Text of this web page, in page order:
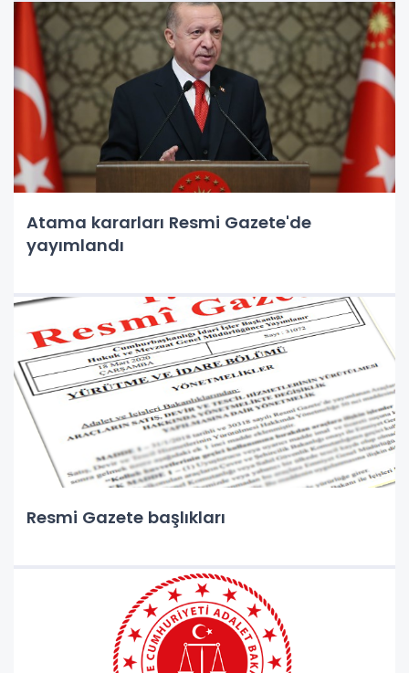
Atama kararları Resmi Gazete'de
yayımlandı
Resmi Gazete başlıkları